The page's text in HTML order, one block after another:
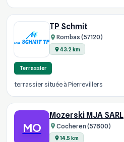
TP Schmit
Rombas (57120)
43.2 km
Terrassier
terrassier située à Pierrevillers
MO
Mozerski MJA SARL
Cocheren (57800)
14.5 km